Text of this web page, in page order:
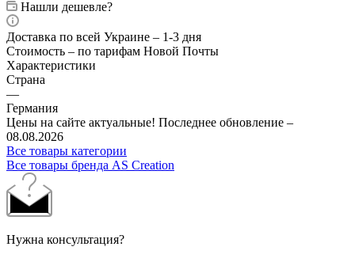
Нашли дешевле?
Доставка по всей Украине – 1-3 дня
Стоимость – по тарифам Новой Почты
Характеристики
Страна
—
Германия
Цены на сайте актуальные! Последнее обновление –
08.08.2026
Все товары категории
Все товары бренда AS Creation
Нужна консультация?